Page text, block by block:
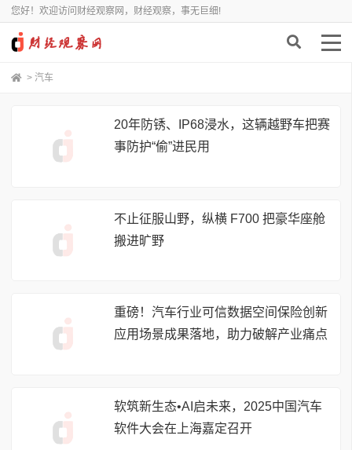
您好！欢迎访问财经观察网，财经观察，事无巨细!
> 汽车
20年防锈、IP68浸水，这辆越野车把赛
事防护“偷”进民用
不止征服山野，纵横 F700 把豪华座舱
搬进旷野
重磅！汽车行业可信数据空间保险创新
应用场景成果落地，助力破解产业痛点
软筑新生态•AI启未来，2025中国汽车
软件大会在上海嘉定召开